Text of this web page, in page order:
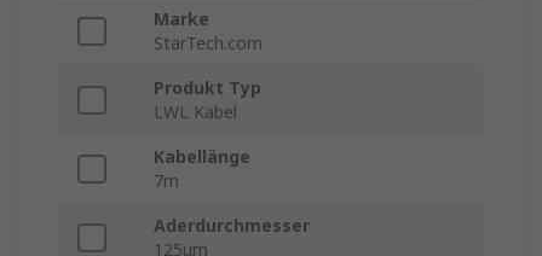
Marke
StarTech.com
Produkt Typ
LWL Kabel
Kabellänge
7m
Aderdurchmesser
125μm